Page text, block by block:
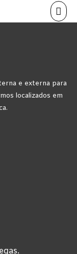
e externa para
localizados em